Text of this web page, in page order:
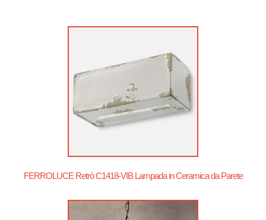
FERROLUCE Retrò C1418-VIB Lampada in Ceramica da Parete